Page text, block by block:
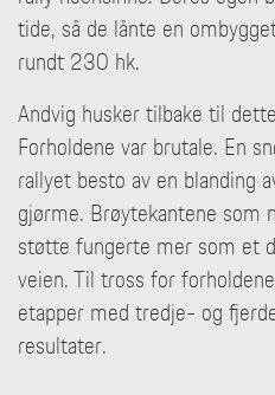
tide, så de lånte en
rundt 230 hk.
Andvig husker tilbake til
Forholdene var brutale. En
rallyet besto av en blanding
gjørme. Brøytekantene som
støtte fungerte mer som et
veien. Til tross for
etapper med tredje- og
resultater.